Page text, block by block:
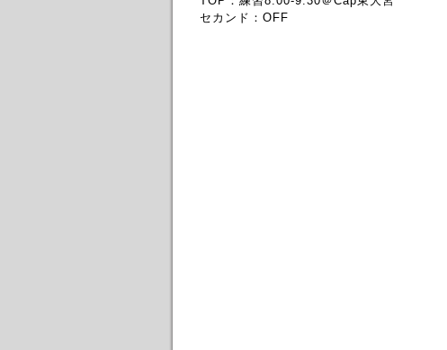
セカンド：OFF